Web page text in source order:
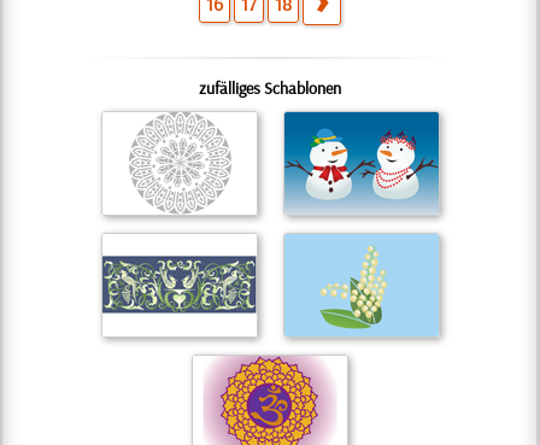
zufälliges Schablonen